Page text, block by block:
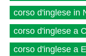
corso d'inglese in
corso d'inglese a
corso d'inglese a